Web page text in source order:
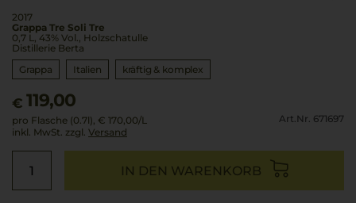
2017
Grappa Tre Soli Tre
0,7 L, 43% Vol., Holzschatulle
Distillerie Berta
Grappa
Italien kräftig & komplex
€ 119,00
pro Flasche (0.7l), € 170,00/L
inkl. MwSt. zzgl. Versand
Art.Nr. 671697
IN DEN WARENKORB